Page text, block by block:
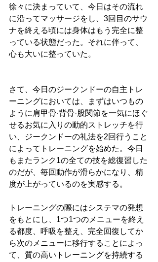
徐々に決まっていて、今日はその流れ
に沿ってマッサージをし、3回目のサウ
ナを終える頃には身体はもう完全に整
っている状態だった。それに伴って、
心も大いに整っていた。
さて、今日のジークンドーの自主トレ
ーニングにおいては、まずはいつもの
ように肩甲骨·背骨·股関節を一気にほぐ
せるお気に入りの動的ストレッチを行
い、ジークンドーの礼法を2回行うこと
によってトレーニングを始めた。今日
もまたランク1の全ての技を総復習した
のだが、毎回動作が滑らかになり、精
度が上がっているのを実感する。
トレーニングの際にはシステマの発想
をもとにし、1つ1つのメニューを終え
る都度、呼吸を整え、完全回復してか
ら次のメニューに移行することによっ
て、質の高いトレーニングを持続する